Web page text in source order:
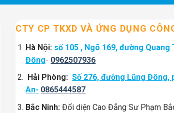
CTY CP TKXD VÀ ỨNG DỤNG
Hà Nội: số 105 , Ngõ 169, đường Quang
Đông- 0962507936
Hải Phòng:Số 276, đường Lũng Đông,
An- 0865444587
Bắc Ninh:Đối diện Cao Đẳng Sư Phạm